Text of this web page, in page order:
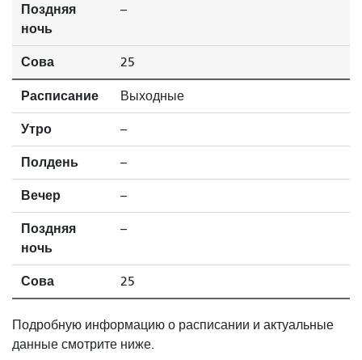
Поздняя
ночь
--
Сова 25
Расписание Выходные
Утро --
Полдень --
Вечер --
Поздняя
ночь
--
Сова 25
Подробную информацию о расписании и актуальные
данные смотрите ниже.